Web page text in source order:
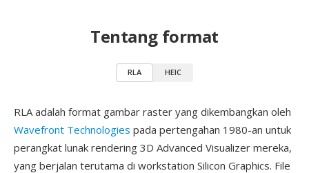
Tentang format
RLA HEIC
RLA adalah format gambar raster yang dikembangkan oleh
Wavefront Technologies pada pertengahan 1980-an untuk
perangkat lunak rendering 3D Advanced Visualizer mereka,
yang berjalan terutama di workstation Silicon Graphics. File